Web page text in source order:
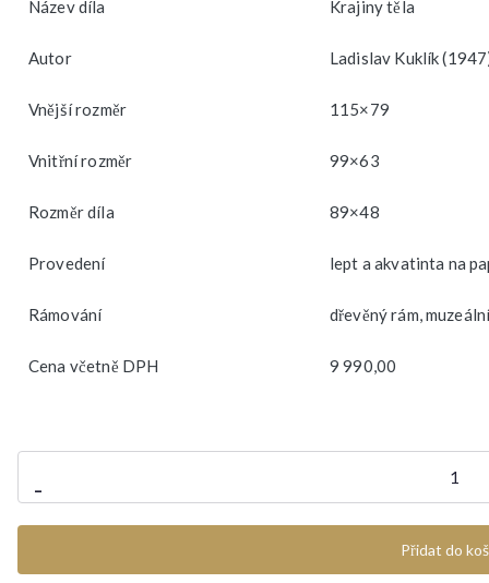
Název díla Krajiny těla
Autor Ladislav Kuklík
Vnější rozměr 115×79
Vnitřní rozměr 99×63
Rozměr díla 89×48
Provedení lept a akvatinta na
Rámování dřevěný rám,
Cena včetně DPH 9 990,00
-
Kuklík
-
Přidat do